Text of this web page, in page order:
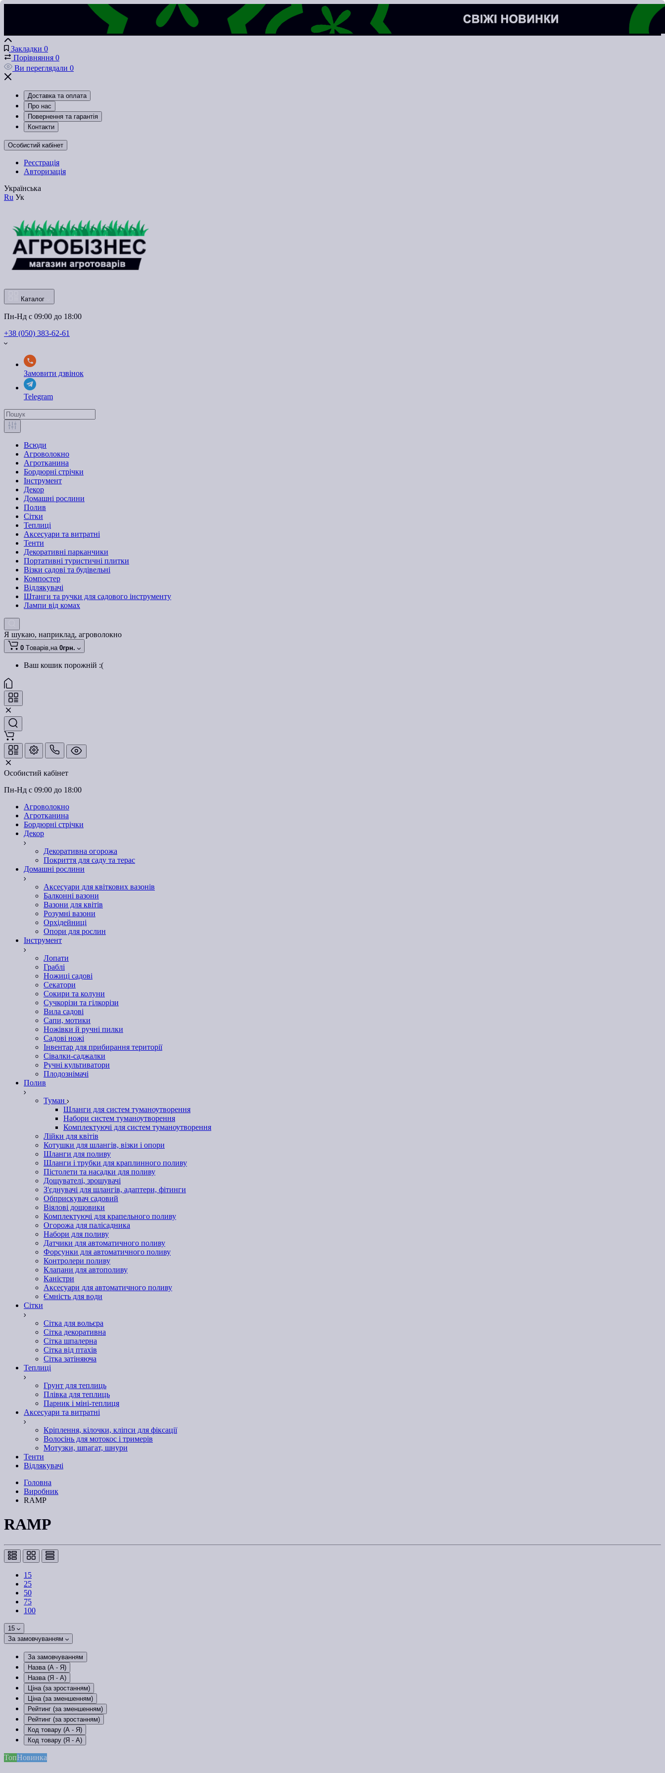
Закладки 0
Порівняння 0
Ви переглядали 0
Доставка та оплата
Про нас
Повернення та гарантія
Контакти
Особистий кабінет
Реєстрація
Авторизація
Українська
Ru Ук
Каталог
Пн-Нд с 09:00 до 18:00
+38 (050) 383-62-61
Замовити дзвінок
Telegram
Всюди
Агроволокно
Агротканина
Бордюрні стрічки
Інструмент
Декор
Домашні рослини
Полив
Сітки
Теплиці
Аксесуари та витратні
Тенти
Декоративні парканчики
Портативні туристичні плитки
Візки садові та будівельні
Компостер
Відлякувачі
Штанги та ручки для садового інструменту
Лампи від комах
Я шукаю, наприклад, агроволокно
0 Tоварів,на 0грн.
Ваш кошик порожній :(
Особистий кабінет
Пн-Нд с 09:00 до 18:00
Агроволокно
Агротканина
Бордюрні стрічки
Декор
Декоративна огорожа
Покриття для саду та терас
Домашні рослини
Аксесуари для квіткових вазонів
Балконні вазони
Вазони для квітів
Розумні вазони
Орхідейниці
Опори для рослин
Інструмент
Лопати
Граблі
Ножиці садові
Секатори
Сокири та колуни
Сучкорізи та гілкорізи
Вила садові
Сапи, мотики
Ножівки й ручні пилки
Садові ножі
Інвентар для прибирання території
Сівалки-саджалки
Ручні культиватори
Плодознімачі
Полив
Туман
Шланги для систем туманоутворення
Набори систем туманоутворення
Комплектуючі для систем туманоутворення
Лійки для квітів
Котушки для шлангів, візки і опори
Шланги для поливу
Шланги і трубки для краплинного поливу
Пістолети та насадки для поливу
Дощувателі, зрошувачі
З'єднувачі для шлангів, адаптери, фітинги
Обприскувач садовий
Віялові дощовики
Комплектуючі для крапельного поливу
Огорожа для палісадника
Набори для поливу
Датчики для автоматичного поливу
Форсунки для автоматичного поливу
Контролери поливу
Клапани для автополиву
Каністри
Аксесуари для автоматичного поливу
Ємність для води
Сітки
Сітка для вольєра
Сітка декоративна
Сітка шпалерна
Сітка від птахів
Сітка затіняюча
Теплиці
Грунт для теплиць
Плівка для теплиць
Парник і міні-теплиця
Аксесуари та витратні
Кріплення, кілочки, кліпси для фіксації
Волосінь для мотокос і тримерів
Мотузки, шпагат, шнури
Тенти
Відлякувачі
Головна
Виробник
RAMP
RAMP
15
25
50
75
100
15
За замовчуванням
За замовчуванням
Назва (А - Я)
Назва (Я - А)
Ціна (за зростанням)
Ціна (за зменшенням)
Рейтинг (за зменшенням)
Рейтинг (за зростанням)
Код товару (А - Я)
Код товару (Я - А)
ТопНовинка